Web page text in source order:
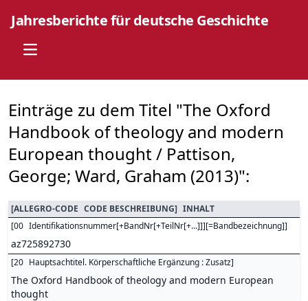
Jahresberichte für deutsche Geschichte
Open main menu
Einträge zu dem Titel "The Oxford
Handbook of theology and modern
European thought / Pattison,
George; Ward, Graham (2013)":
[ALLEGRO-CODE CODE BESCHREIBUNG] INHALT
[00 Identifikationsnummer[+BandNr[+TeilNr[+...]]][=Bandbezeichnung]]
az725892730
[20 Hauptsachtitel. Körperschaftliche Ergänzung : Zusatz]
The Oxford Handbook of theology and modern European
thought